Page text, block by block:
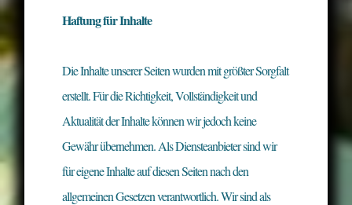
Haftung für Inhalte
Die Inhalte unserer Seiten wurden mit größter Sorgfalt
erstellt. Für die Richtigkeit, Vollständigkeit und
Aktualität der Inhalte können wir jedoch keine
Gewähr übernehmen. Als Diensteanbieter sind wir
für eigene Inhalte auf diesen Seiten nach den
allgemeinen Gesetzen verantwortlich. Wir sind als